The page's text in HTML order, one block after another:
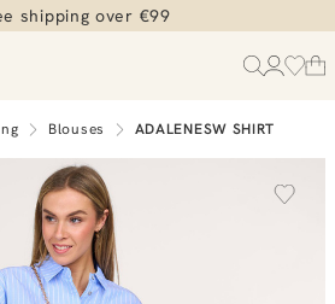
shipping over €99
Blouses ADALENESW SHIRT